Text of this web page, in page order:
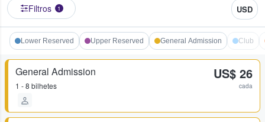
Filtros 1 USD
Lower Reserved Upper Reserved General Admission Club
General Admission
1 - 8 bilhetes
US$ 26
cada